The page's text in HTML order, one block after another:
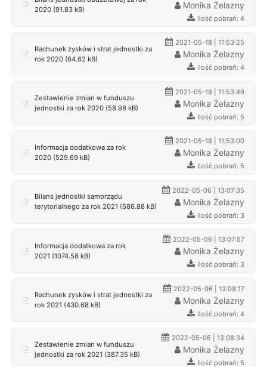
2020 (91.83 kB)
Monika Żelazny
Ilość pobrań: 4
Rachunek zysków i strat jednostki za
rok 2020 (64.62 kB)
2021-05-18 | 11:53:25
Monika Żelazny
Ilość pobrań: 4
Zestawienie zmian w funduszu
jednostki za rok 2020 (58.98 kB)
2021-05-18 | 11:53:49
Monika Żelazny
Ilość pobrań: 5
Informacja dodatkowa za rok
2020 (529.69 kB)
2021-05-18 | 11:53:00
Monika Żelazny
Ilość pobrań: 5
Bilans jednostki samorządu
terytorialnego za rok 2021 (586.88 kB)
2022-05-06 | 13:07:35
Monika Żelazny
Ilość pobrań: 3
Informacja dodatkowa za rok
2021 (1074.58 kB)
2022-05-06 | 13:07:57
Monika Żelazny
Ilość pobrań: 3
Rachunek zysków i strat jednostki za
rok 2021 (430.68 kB)
2022-05-06 | 13:08:17
Monika Żelazny
Ilość pobrań: 4
Zestawienie zmian w funduszu
jednostki za rok 2021 (387.35 kB)
2022-05-06 | 13:08:34
Monika Żelazny
Ilość pobrań: 5